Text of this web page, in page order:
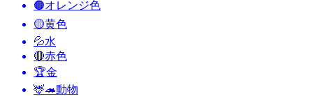
🟠オレンジ色
🟡黄色
💦水
🔴赤色
🏆金
🦌🦔動物